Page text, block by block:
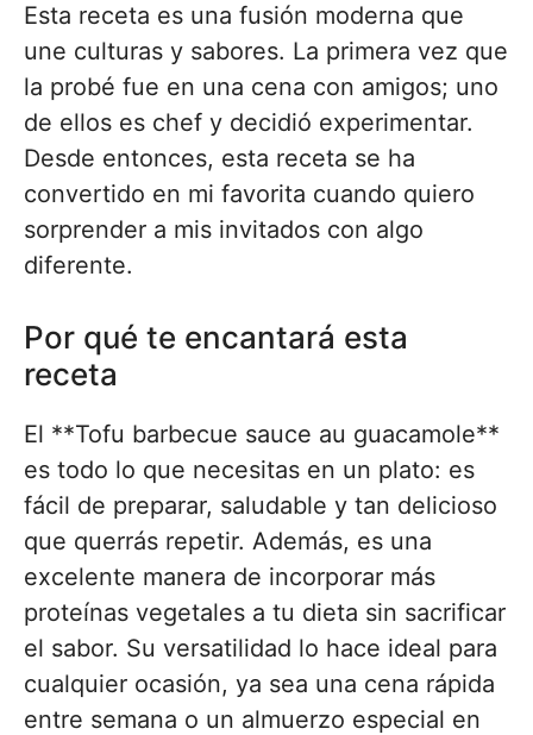
Esta receta es una fusión moderna que
une culturas y sabores. La primera vez que
la probé fue en una cena con amigos; uno
de ellos es chef y decidió experimentar.
Desde entonces, esta receta se ha
convertido en mi favorita cuando quiero
sorprender a mis invitados con algo
diferente.
Por qué te encantará esta
receta
El **Tofu barbecue sauce au guacamole**
es todo lo que necesitas en un plato: es
fácil de preparar, saludable y tan delicioso
que querrás repetir. Además, es una
excelente manera de incorporar más
proteínas vegetales a tu dieta sin sacrificar
el sabor. Su versatilidad lo hace ideal para
cualquier ocasión, ya sea una cena rápida
entre semana o un almuerzo especial en